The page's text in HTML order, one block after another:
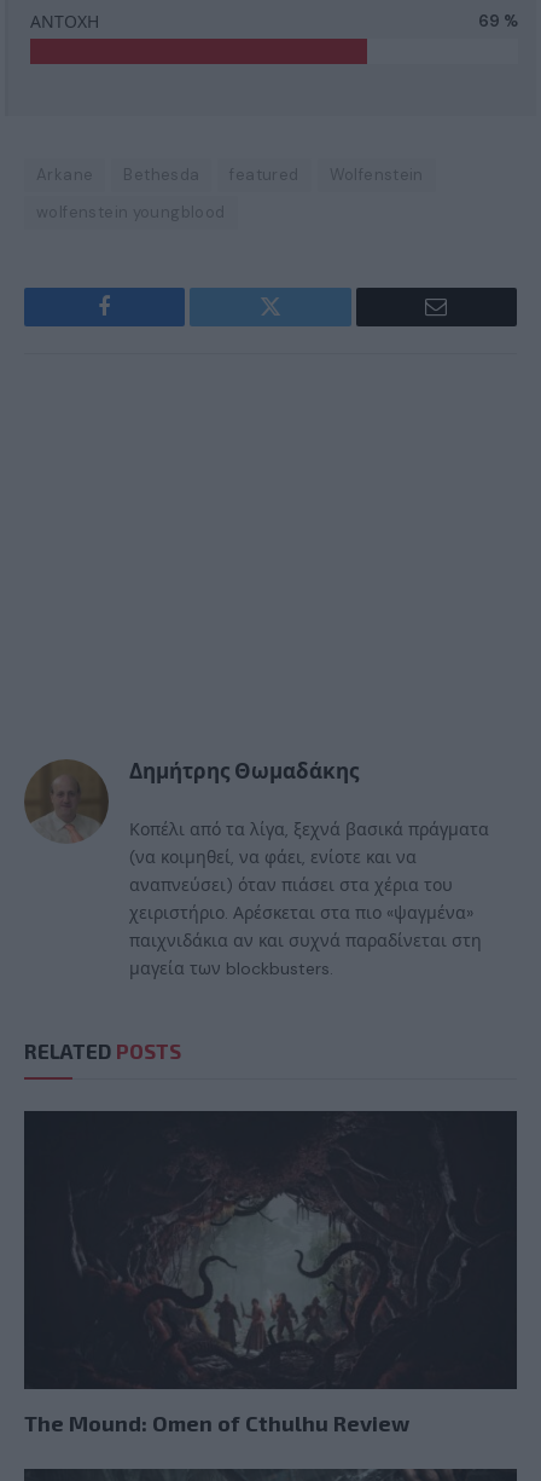
ΑΝΤΟΧΗ 69 %
Arkane Bethesda featured
Wolfenstein
wolfenstein youngblood
Facebook Twitter Email
Δημήτρης Θωμαδάκης
Κοπέλι από τα λίγα, ξεχνά βασικά πράγματα
(να κοιμηθεί, να φάει, ενίοτε και να
αναπνεύσει) όταν πιάσει στα χέρια του
χειριστήριο. Αρέσκεται στα πιο «ψαγμένα»
παιχνιδάκια αν και συχνά παραδίνεται στη
μαγεία των blockbusters.
RELATED POSTS
The Mound: Omen of Cthulhu Review